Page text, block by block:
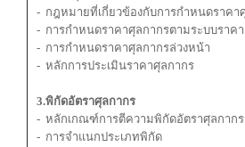
- กฎหมายที่เกี่ยวข้องกับการกำหนดราคา
- การกำหนดราคาศุลกากรตามระบบราคา
- การกำหนดราคาศุลกากรล่วงหน้า
- หลักการประเมินราคาศุลกากร
3.พิกัดอัตราศุลกากร
- หลักเกณฑ์การตีความพิกัดอัตราศุลกากร
- การจำแนกประเภทพิกัด